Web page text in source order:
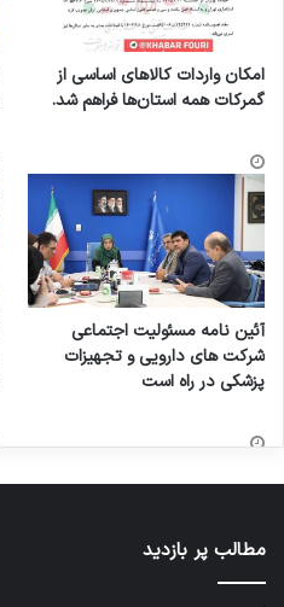
امکان واردات کالاهای اساسی از
گمرکات همه استان‌ها فراهم شد.
آئین نامه مسئولیت اجتماعی
شرکت های دارویی و تجهیزات
پزشکی در راه است
مطالب پر بازدید